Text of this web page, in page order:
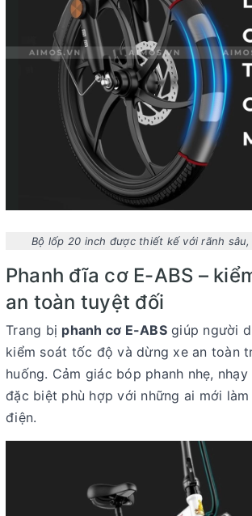
Bộ lốp 20 inch được thiết kế với rãnh
Phanh đĩa cơ E-ABS –
an toàn tuyệt đối
Trang bị phanh cơ E-ABSgiúp người
kiểm soát tốc độ và dừng xe an toàn
huống. Cảm giác bóp phanh nhẹ,
đặc biệt phù hợp với những ai mới
điện.